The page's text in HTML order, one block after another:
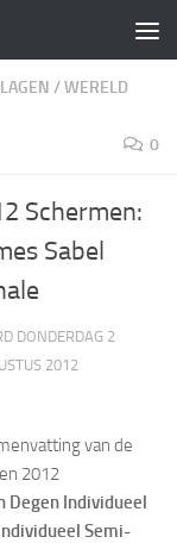
/WERELD
0
Schermen:
Sabel
DONDERDAG 2
2012
van de
2012
Degen Individueel
Semi-